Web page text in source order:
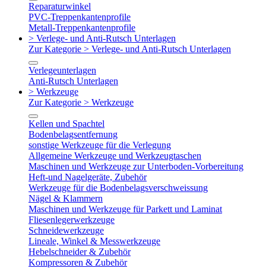
Reparaturwinkel
PVC-Treppenkantenprofile
Metall-Treppenkantenprofile
> Verlege- und Anti-Rutsch Unterlagen
Zur Kategorie > Verlege- und Anti-Rutsch Unterlagen
Verlegeunterlagen
Anti-Rutsch Unterlagen
> Werkzeuge
Zur Kategorie > Werkzeuge
Kellen und Spachtel
Bodenbelagsentfernung
sonstige Werkzeuge für die Verlegung
Allgemeine Werkzeuge und Werkzeugtaschen
Maschinen und Werkzeuge zur Unterboden-Vorbereitung
Heft-und Nagelgeräte, Zubehör
Werkzeuge für die Bodenbelagsverschweissung
Nägel & Klammern
Maschinen und Werkzeuge für Parkett und Laminat
Fliesenlegerwerkzeuge
Schneidewerkzeuge
Lineale, Winkel & Messwerkzeuge
Hebelschneider & Zubehör
Kompressoren & Zubehör